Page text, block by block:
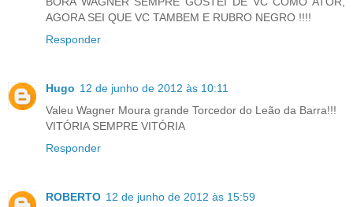
AGORA SEI QUE VC TAMBEM E RUBRO NEGRO !!!!
Responder
Hugo 12 de junho de 2012 às 10:11
Valeu Wagner Moura grande Torcedor do Leão da Barra!!!
VITÓRIA SEMPRE VITÓRIA
Responder
ROBERTO 12 de junho de 2012 às 15:59